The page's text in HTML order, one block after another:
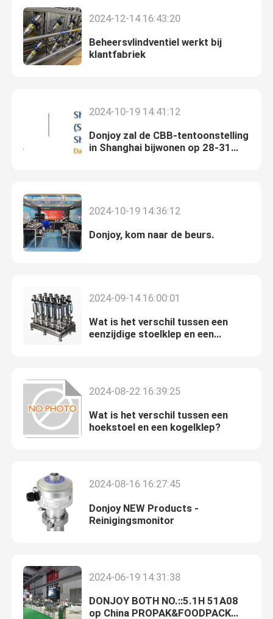
Producten
Fabriekstocht
NEEM CONTACT MET ONS OP
Offerte Aanvragen
Sanitaire Diafragmaklep
Regelende Klep
Verwijderende stoelklep
Sanitaire centrifugaalpomp
Pomp met dubbele schroef
Hoge Zuiverheidspompen
Vleugelkleppen
2024-12-14 16:43:20
Beheersvlindventiel werkt bij
klantfabriek
2024-10-19 14:41:12
Donjoy zal de CBB-tentoonstelling
in Shanghai bijwonen op 28-31
2024-10-19 14:36:12
Donjoy, kom naar de beurs.
2024-09-14 16:00:01
Wat is het verschil tussen een
eenzijdige stoelklep en een
2024-08-22 16:39:25
Wat is het verschil tussen een
hoekstoel en een kogelklep?
2024-08-16 16:27:45
Donjoy NEW Products -
Reinigingsmonitor
2024-06-19 14:31:38
DONJOY BOTH NO.::5.1H 51A08
op China PROPAK&FOODPACK